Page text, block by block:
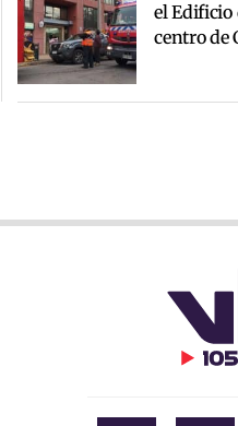
el Edificio
centro de